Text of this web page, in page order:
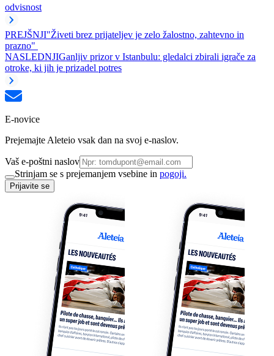
odvisnost
PREJŠNJI"Živeti brez prijateljev je zelo žalostno, zahtevno in
prazno"
NASLEDNJIGanljiv prizor v Istanbulu: gledalci zbirali igrače za
otroke, ki jih je prizadel potres
E-novice
Prejemajte Aleteio vsak dan na svoj e-naslov.
Vaš e-poštni naslov
Strinjam se s prejemanjem vsebine in pogoji.
Prijavite se